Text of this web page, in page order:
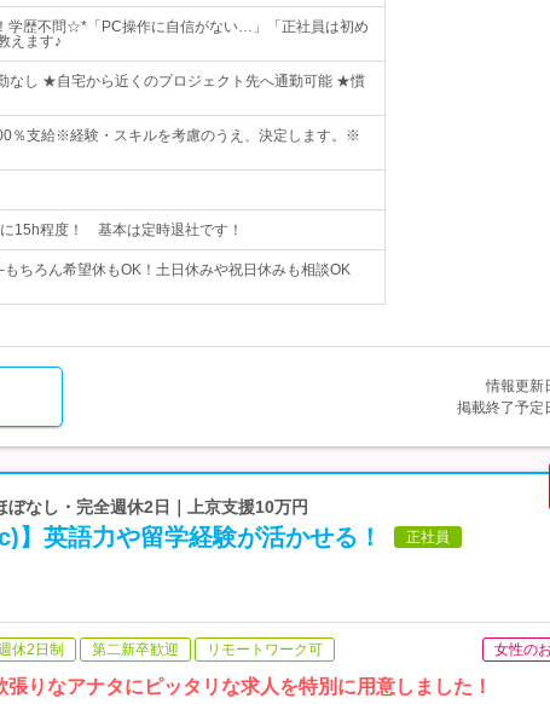
学歴不問☆*「PC操作に自信がない…」「正社員は初め
えます♪
なし ★自宅から近くのプロジェクト先へ通勤可能 ★慣
％支給※経験・スキルを考慮のうえ、決定します。※
15h程度！ 基本は定時退社です！
ちろん希望休もOK！土日休みや祝日休みも相談OK
情報更新
掲載終了予定
なし・完全週休2日｜上京支援10万円
】英語力や留学経験が活かせる！ 正社員
休2日制 第二新卒歓迎 リモートワーク可 女性の
りなアナタにピッタリな求人を特別に用意しました！